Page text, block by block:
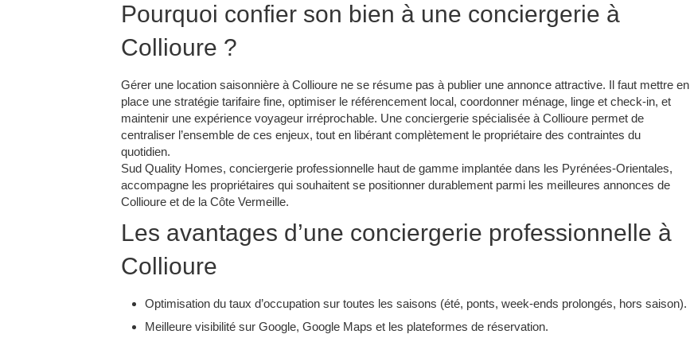
Pourquoi confier son bien à une conciergerie à
Collioure ?
Gérer une location saisonnière à Collioure ne se résume pas à publier une annonce attractive. Il faut mettre en
place une stratégie tarifaire fine, optimiser le référencement local, coordonner ménage, linge et check-in, et
maintenir une expérience voyageur irréprochable. Une conciergerie spécialisée à Collioure permet de
centraliser l’ensemble de ces enjeux, tout en libérant complètement le propriétaire des contraintes du
quotidien.​
Sud Quality Homes, conciergerie professionnelle haut de gamme implantée dans les Pyrénées-Orientales,
accompagne les propriétaires qui souhaitent se positionner durablement parmi les meilleures annonces de
Collioure et de la Côte Vermeille.​
Les avantages d’une conciergerie professionnelle à
Collioure
Optimisation du taux d’occupation sur toutes les saisons (été, ponts, week-ends prolongés, hors saison).​
Meilleure visibilité sur Google, Google Maps et les plateformes de réservation.​